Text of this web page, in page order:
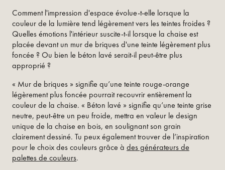
Comment l'impression d'espace évolue-t-elle lorsque la
couleur de la lumière tend légèrement vers les teintes froides ?
Quelles émotions l'intérieur suscite-t-il lorsque la chaise est
placée devant un mur de briques d'une teinte légèrement plus
foncée ? Ou bien le béton lavé serait-il peut-être plus
approprié ?
« Mur de briques » signifie qu’une teinte rouge-orange
légèrement plus foncée pourrait recouvrir entièrement la
couleur de la chaise. « Béton lavé » signifie qu’une teinte grise
neutre, peut-être un peu froide, mettra en valeur le design
unique de la chaise en bois, en soulignant son grain
clairement dessiné. Tu peux également trouver de l’inspiration
pour le choix des couleurs grâce à des générateurs de
palettes de couleurs.